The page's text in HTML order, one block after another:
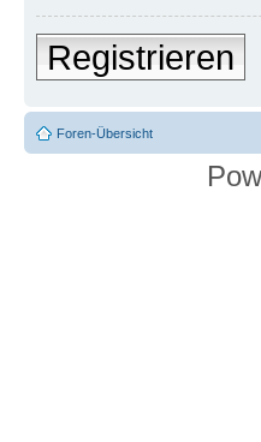
Registrieren
Foren-Übersicht